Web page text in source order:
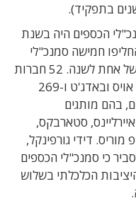
הכספים היה בשנת
חמישה סמנכ"לי
כספים בחמש שנים, כלומר בממוצע של אחת לשנה. 52 חברות
החליפו ארבעה סמנכ"לי כספים, כולל אויס ובאדג'ט ו-269
בהם מותגים
סטארבקס,
דידי גורפינקל,
כי סמנכ"לי הכספים
הכלכלתי בשלוש